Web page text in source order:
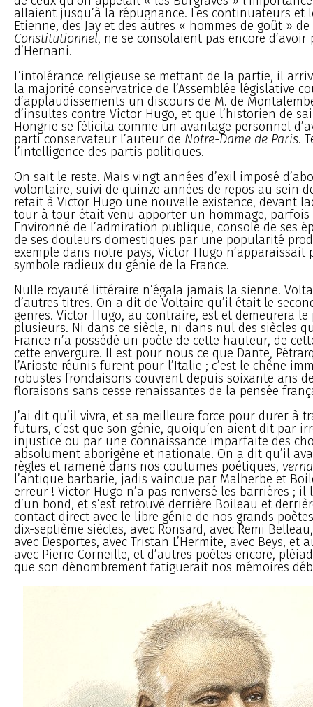
allaient jusqu’à la répugnance. Les continuateurs et
Etienne, des Jay et des autres « hommes de goût » de
Constitutionnel, ne se consolaient pas encore
d’Hernani.
L’intolérance religieuse se mettant de la partie, il
la majorité conservatrice de l’Assemblée législative
d’applaudissements un discours de M. de
d’insultes contre Victor Hugo, et que l’historien de
Hongrie se félicita comme un avantage personnel
parti conservateur l’auteur de Notre-Dame de Paris.
l’intelligence des partis politiques.
On sait le reste. Mais vingt années d’exil imposé
volontaire, suivi de quinze années de repos au sein
refait à Victor Hugo une nouvelle existence, devant
tour à tour était venu apporter un hommage, parfois
Environné de l’admiration publique, consolé de ses
de ses douleurs domestiques par une popularité
exemple dans notre pays, Victor Hugo n’apparaissait
symbole radieux du génie de la France.
Nulle royauté littéraire n’égala jamais la sienne.
d’autres titres. On a dit de Voltaire qu’il était le
genres. Victor Hugo, au contraire, est et demeurera
plusieurs. Ni dans ce siècle, ni dans nul des siècles
France n’a possédé un poète de cette hauteur, de
cette envergure. Il est pour nous ce que Dante,
l’Arioste réunis furent pour l’Italie ; c’est le chêne
robustes frondaisons couvrent depuis soixante ans
floraisons sans cesse renaissantes de la pensée
J’ai dit qu’il vivra, et sa meilleure force pour durer à
futurs, c’est que son génie, quoiqu’en aient dit par
injustice ou par une connaissance imparfaite des
absolument aborigène et nationale. On a dit qu’il
règles et ramené dans nos coutumes poétiques,
l’antique barbarie, jadis vaincue par Malherbe et
erreur ! Victor Hugo n’a pas renversé les barrières ; il
d’un bond, et s’est retrouvé derrière Boileau et
contact direct avec le libre génie de nos grands
dix-septième siècles, avec Ronsard, avec Remi
avec Desportes, avec Tristan L’Hermite, avec Beys, et
avec Pierre Corneille, et d’autres poètes encore,
que son dénombrement fatiguerait nos mémoires